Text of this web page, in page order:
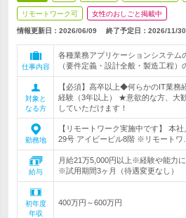
リモートワーク可 女性のおしごと掲載中
情報更新日：2026/06/09 終了予定日： 2026/11/30
仕事内容
各種業務アプリケーションシステム
（要件定義・設計全般・製造工程）
対象と
なる方
【必須】高卒以上◆何らかのIT業務
経験（3年以上） ★意欲的な方、大
していただけます！
勤務地
【リモートワーク実施中です】 本
29号 アイビービル8階 ※リモートワ…
給与
月給21万5,000円以上※経験や能力
※試用期間3ヶ月（待遇変更なし）
初年度
年収
400万円～600万円